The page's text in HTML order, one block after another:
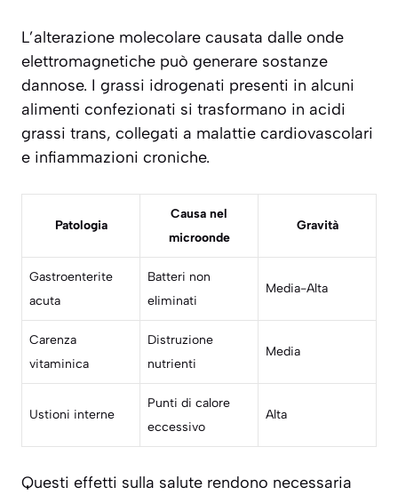
L’alterazione molecolare causata dalle onde
elettromagnetiche può generare sostanze
dannose. I grassi idrogenati presenti in alcuni
alimenti confezionati si trasformano in acidi
grassi trans, collegati a malattie cardiovascolari
e infiammazioni croniche.
Patologia
Causa nel
microonde
Gravità
Gastroenterite
acuta
Batteri non
eliminati
Media-Alta
Carenza
vitaminica
Distruzione
nutrienti
Media
Ustioni interne
Punti di calore
eccessivo
Alta
Questi effetti sulla salute rendono necessaria